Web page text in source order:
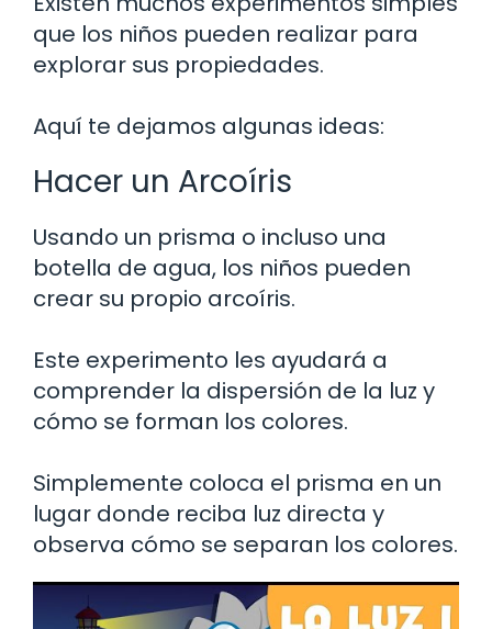
que los niños pueden realizar para
explorar sus propiedades.
Aquí te dejamos algunas ideas:
Hacer un Arcoíris
Usando un prisma o incluso una
botella de agua, los niños pueden
crear su propio arcoíris.
Este experimento les ayudará a
comprender la dispersión de la luz y
cómo se forman los colores.
Simplemente coloca el prisma en un
lugar donde reciba luz directa y
observa cómo se separan los colores.